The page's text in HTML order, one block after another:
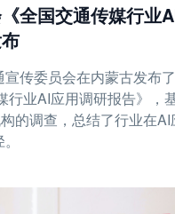
全国交通传媒行业
传委员会在内蒙古发布了
行业AI应用调研报告》，
的调查，总结了行业在AI